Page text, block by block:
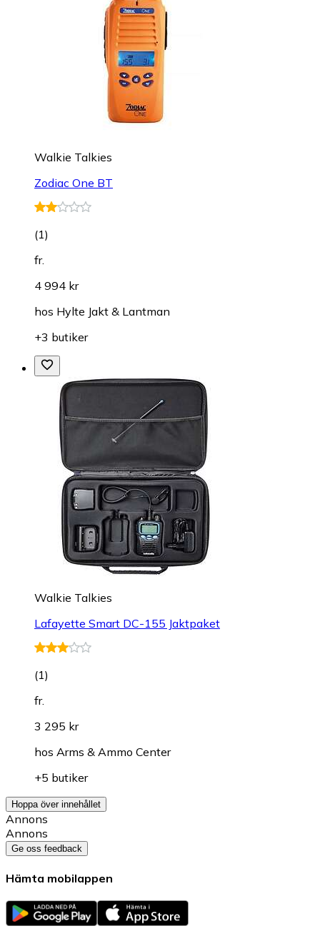
Walkie Talkies
Zodiac One BT
(1)
fr.
4 994 kr
hos Hylte Jakt & Lantman
+3 butiker
Walkie Talkies
Lafayette Smart DC-155 Jaktpaket
(1)
fr.
3 295 kr
hos Arms & Ammo Center
+5 butiker
Hoppa över innehållet
Annons
Annons
Ge oss feedback
Hämta mobilappen